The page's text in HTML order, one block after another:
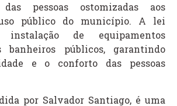
das pessoas ostomizadas aos
público do município. A lei
de equipamentos
banheiros públicos, garantindo
e o conforto das pessoas
por Salvador Santiago, é uma